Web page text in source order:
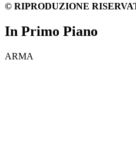
© RIPRODUZIONE
In Primo Piano
ARMA